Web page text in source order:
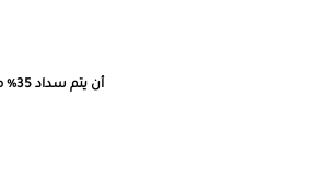
أن يتم سداد 35% من قيمة السيارة كدفعة مقدمة وتقسيط باقي المبلغ على 5 سنوات